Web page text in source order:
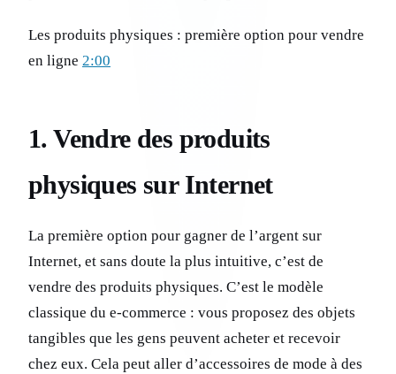
Les produits physiques : première option pour vendre
en ligne 2:00
1. Vendre des produits
physiques sur Internet
La première option pour gagner de l’argent sur
Internet, et sans doute la plus intuitive, c’est de
vendre des produits physiques. C’est le modèle
classique du e-commerce : vous proposez des objets
tangibles que les gens peuvent acheter et recevoir
chez eux. Cela peut aller d’accessoires de mode à des